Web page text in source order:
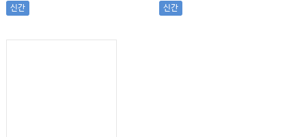
신간 신간